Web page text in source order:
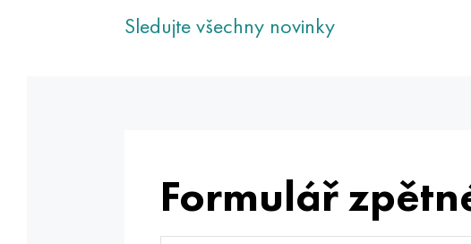
Sledujte všechny novinky
Formulář